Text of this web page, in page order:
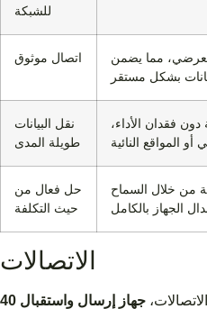
للشبكة
اتصال موثوق
مما يضمن
نقل البيانات
طويلة المدى
فقدان الأداء،
حل فعال من
حيث التكلفة
من خلال السماح
الاتصالات